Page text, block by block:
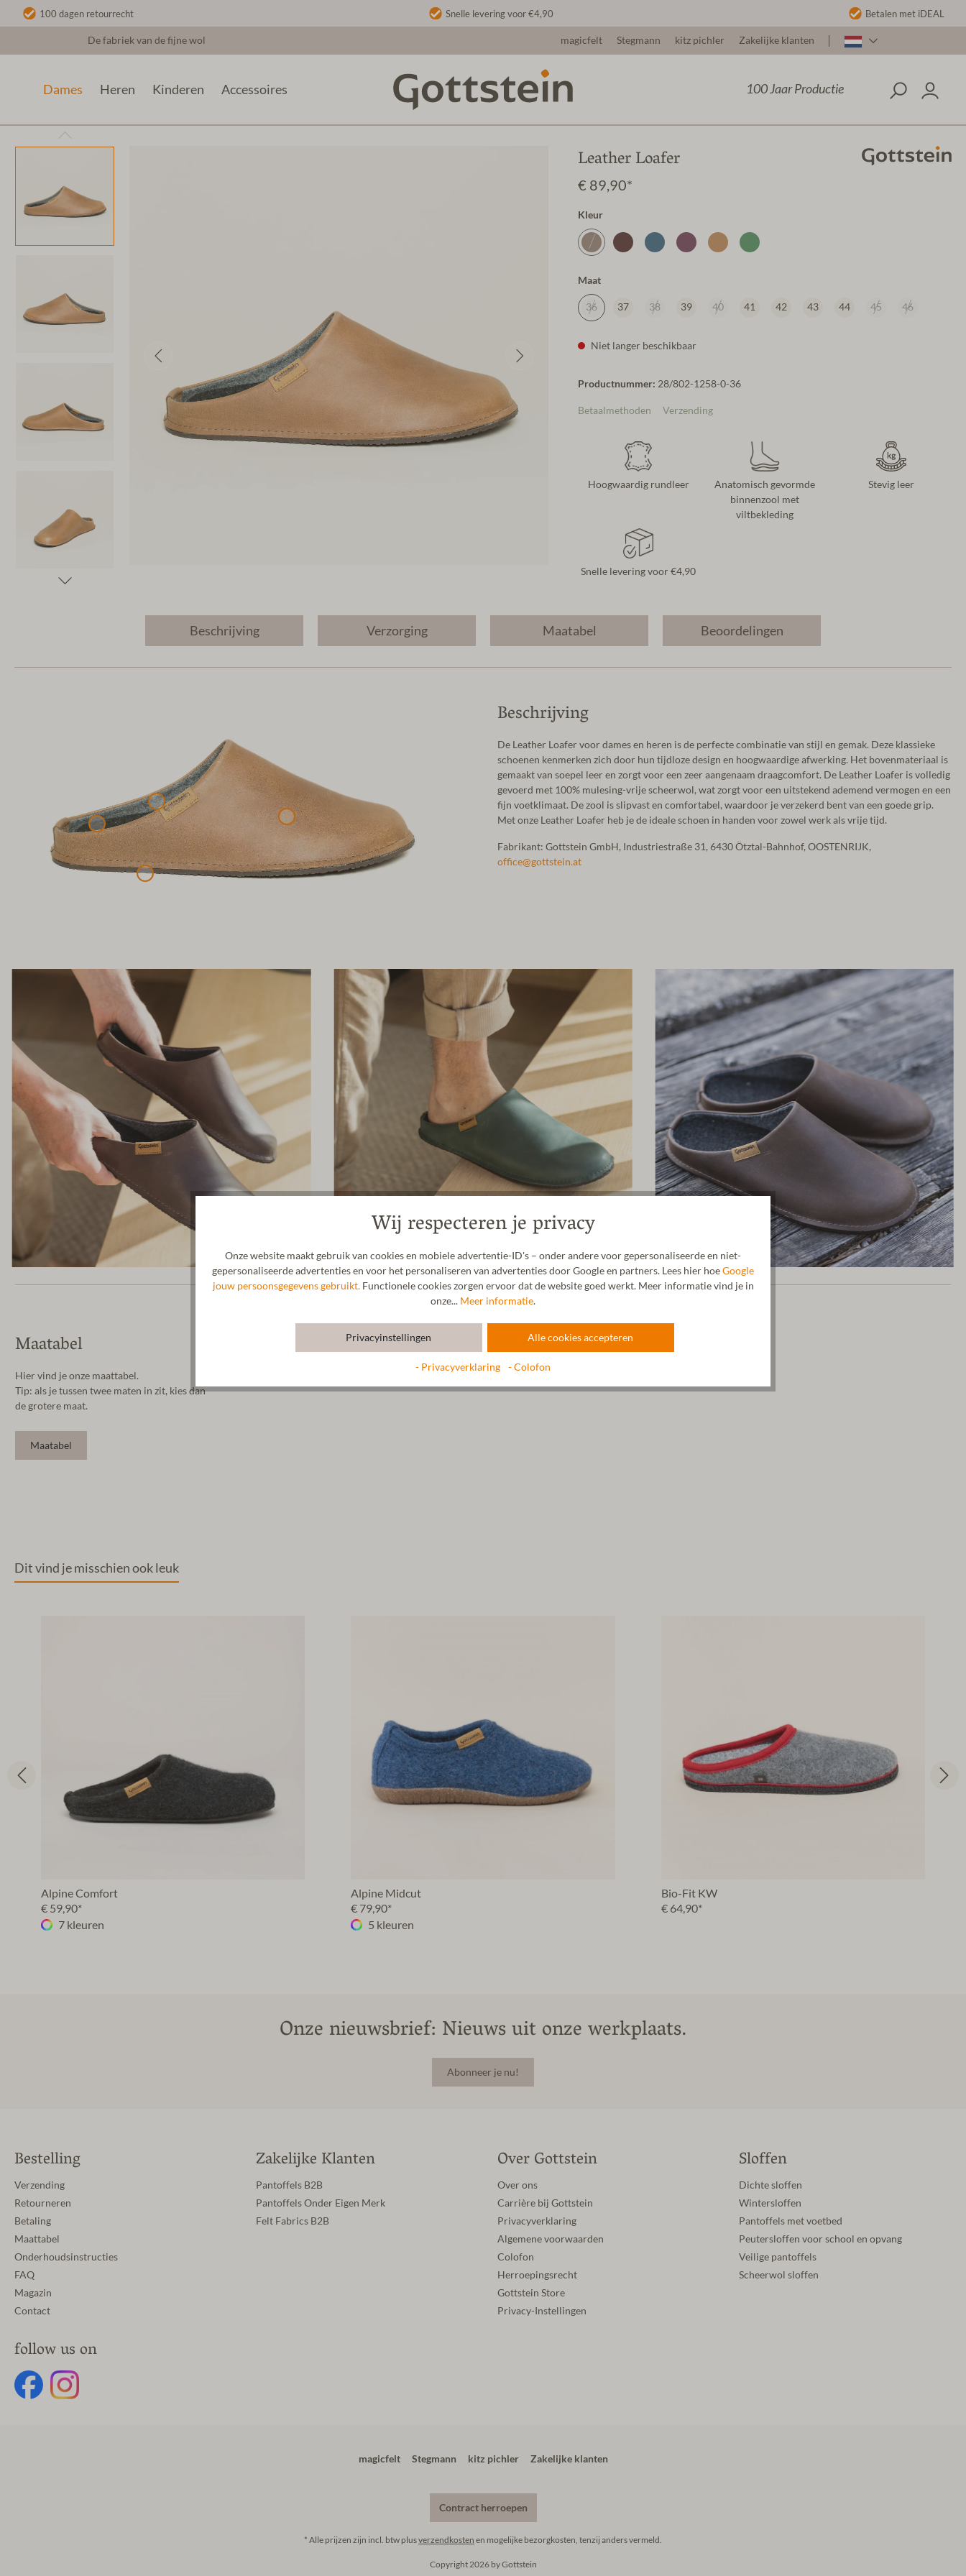
100 dagen retourrecht Snelle levering voor €4,90 Betalen met iDEAL
De fabriek van de fijne wol magicfelt Stegmann kitz pichler Zakelijke klanten
100 Jaar Productie
Dames Heren Kinderen Accessoires
Leather Loafer
€ 89,90*
Kleur
Maat
36 37 38 39 40 41 42 43 44 45 46
Niet langer beschikbaar
Productnummer: 28/802-1258-0-36
Betaalmethoden Verzending
Hoogwaardig rundleer
Anatomisch gevormde
binnenzool met
viltbekleding
Stevig leer
Snelle levering voor €4,90
Beschrijving Verzorging Maatabel Beoordelingen
Beschrijving
De Leather Loafer voor dames en heren is de perfecte combinatie van stijl en gemak. Deze klassieke
schoenen kenmerken zich door hun tijdloze design en hoogwaardige afwerking. Het bovenmateriaal is
gemaakt van soepel leer en zorgt voor een zeer aangenaam draagcomfort. De Leather Loafer is volledig
gevoerd met 100% mulesing-vrije scheerwol, wat zorgt voor een uitstekend ademend vermogen en een
fijn voetklimaat. De zool is slipvast en comfortabel, waardoor je verzekerd bent van een goede grip.
Met onze Leather Loafer heb je de ideale schoen in handen voor zowel werk als vrije tijd.
Fabrikant: Gottstein GmbH, Industriestraße 31, 6430 Ötztal-Bahnhof, OOSTENRIJK,
office@gottstein.at
Maatabel
Hier vind je onze maattabel.
Tip: als je tussen twee maten in zit, kies dan
de grotere maat.
Maatabel
Dit vind je misschien ook leuk
Alpine Comfort
€ 59,90*
7 kleuren
Alpine Midcut
€ 79,90*
5 kleuren
Bio-Fit KW
€ 64,90*
Onze nieuwsbrief: Nieuws uit onze werkplaats.
Abonneer je nu!
Bestelling
Verzending
Retourneren
Betaling
Maattabel
Onderhoudsinstructies
FAQ
Magazin
Contact
Zakelijke Klanten
Pantoffels B2B
Pantoffels Onder Eigen Merk
Felt Fabrics B2B
Over Gottstein
Over ons
Carrière bij Gottstein
Privacyverklaring
Algemene voorwaarden
Colofon
Herroepingsrecht
Gottstein Store
Privacy-Instellingen
Sloffen
Dichte sloffen
Wintersloffen
Pantoffels met voetbed
Peutersloffen voor school en opvang
Veilige pantoffels
Scheerwol sloffen
follow us on
magicfelt Stegmann kitz pichler Zakelijke klanten
Contract herroepen
* Alle prijzen zijn incl. btw plusverzendkosten en mogelijke bezorgkosten, tenzij anders vermeld.
Copyright 2026 by Gottstein
Wij respecteren je privacy
Onze website maakt gebruik van cookies en mobiele advertentie-ID's – onder andere voor gepersonaliseerde en niet-
gepersonaliseerde advertenties en voor het personaliseren van advertenties door Google en partners. Lees hier hoeGoogle
jouw persoonsgegevens gebruikt. Functionele cookies zorgen ervoor dat de website goed werkt. Meer informatie vind je in
onze... Meer informatie.
Privacyinstellingen Alle cookies accepteren
- Privacyverklaring - Colofon